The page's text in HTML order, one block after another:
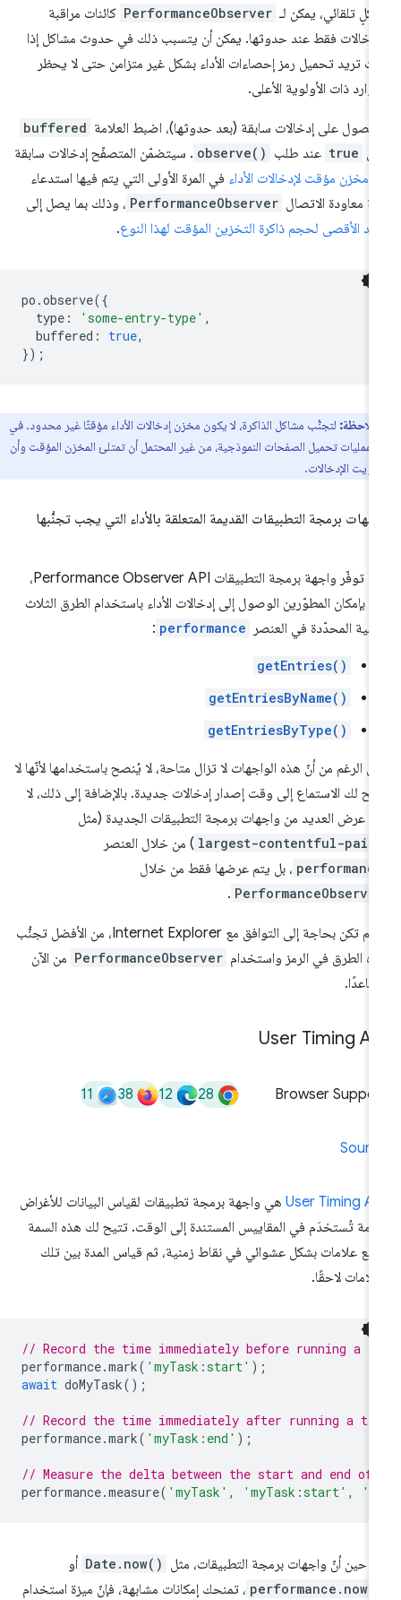
تلقائي، يمكن لـ PerformanceObserver كائنات مراقبة
فقط عند حدوثها. يمكن أن يتسبب ذلك في حدوث مشاكل إذا
تريد تحميل رمز إحصاءات الأداء بشكل غير متزامن حتى لا يحظر
ذات الأولوية الأعلى.
على إدخالات سابقة (بعد حدوثها)، اضبط العلامة buffered
true عند طلب observe() . سيتضمّن المتصفّح إدخالات سابقة
مخزن مؤقت لإدخالات الأداءفي المرة الأولى التي يتم فيها استدعاء
معاودة الاتصال PerformanceObserver ، وذلك بما يصل إلى
الأقصى لحجم ذاكرة التخزين المؤقت لهذا النوع.
po.observe
type : 'some-entry-type'
buffered: true
ملاحظة:لتجنُّب مشاكل الذاكرة، لا يكون مخزن إدخالات الأداء مؤقتًا غير محدود. في
عمليات تحميل الصفحات النموذجية، من غير المحتمل أن تمتلئ المخزن المؤقت وأن
الإدخالات.
برمجة التطبيقات القديمة المتعلقة بالأداء التي يجب تجنُّبها
قبل توفّر واجهة برمجة التطبيقات Performance Observer API،
بإمكان المطوّرين الوصول إلى إدخالات الأداء باستخدام الطرق الثلاث
المحدّدة في العنصر performance
:
getEntries()
getEntriesByName()
getEntriesByType()
الرغم من أنّ هذه الواجهات لا تزال متاحة، لا يُنصح باستخدامها لأنّها لا
لك الاستماع إلى وقت إصدار إدخالات جديدة. بالإضافة إلى ذلك، لا
عرض العديد من واجهات برمجة التطبيقات الجديدة (مثل
largest-contentful- ) من خلال العنصر
، بل يتم عرضها فقط من خلال
.
ما لم تكن بحاجة إلى التوافق مع Internet Explorer، من الأفضل تجنُّب
الطرق في الرمز واستخدام PerformanceObserver من الآن
User Timing
Browser
28
12
38
11
User Timingهي واجهة برمجة تطبيقات لقياس البيانات للأغراض
تُستخدَم في المقاييس المستندة إلى الوقت. تتيح لك هذه السمة
علامات بشكل عشوائي في نقاط زمنية، ثم قياس المدة بين تلك
لاحقًا.
// Record the time immediately before running a
performance.mark('myTask:start'
await doMyTask
// Record the time immediately after running a
performance.mark('myTask:end'
// Measure the delta between the start and end of
performance.measure('myTask' , 'myTask:start'
حين أنّ واجهات برمجة التطبيقات، مثل Date.now() أو
، تمنحك إمكانات مشابهة، فإنّ ميزة استخدام